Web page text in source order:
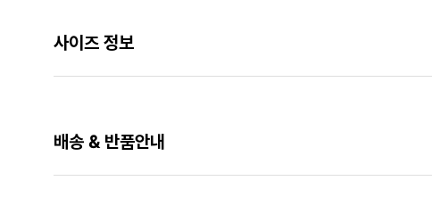
사이즈 정보
배송 & 반품안내